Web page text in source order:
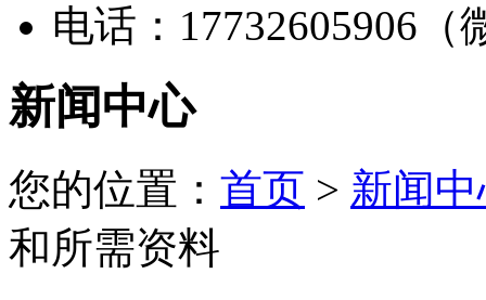
电话：17732605906（
新闻中心
您的位置： 首页 > 新闻
和所需资料